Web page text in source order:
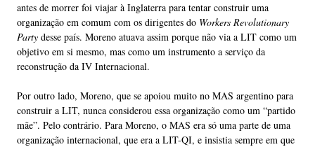
antes de morrer foi viajar à Inglaterra para tentar construir uma
organização em comum com os dirigentes do Workers Revolutionary
Party desse país. Moreno atuava assim porque não via a LIT como um
objetivo em si mesmo, mas como um instrumento a serviço da
reconstrução da IV Internacional.
Por outro lado, Moreno, que se apoiou muito no MAS argentino para
construir a LIT, nunca considerou essa organização como um “partido
mãe”. Pelo contrário. Para Moreno, o MAS era só uma parte de uma
organização internacional, que era a LIT-QI, e insistia sempre em que